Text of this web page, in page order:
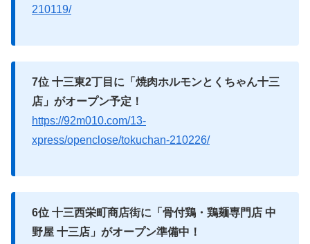
210119/
7位 十三東2丁目に「焼肉ホルモンとくちゃん十三
店」がオープン予定！
https://92m010.com/13-
xpress/openclose/tokuchan-210226/
6位 十三西栄町商店街に「骨付鶏・鶏麺専門店 中
野屋 十三店」がオープン準備中！